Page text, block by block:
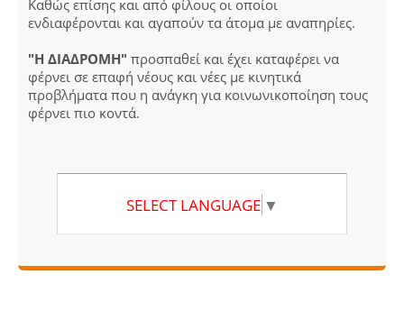
Καθώς επίσης και από φίλους οι οποίοι
ενδιαφέρονται και αγαπούν τα άτομα με αναπηρίες.
"Η ΔΙΑΔΡΟΜΗ" προσπαθεί και έχει καταφέρει να
φέρνει σε επαφή νέους και νέες με κινητικά
προβλήματα που η ανάγκη για κοινωνικοποίηση τους
φέρνει πιο κοντά.
SELECT LANGUAGE ▼